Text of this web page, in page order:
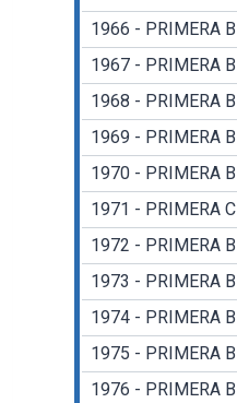
1966 - PRIMERA B
1967 - PRIMERA B
1968 - PRIMERA B
1969 - PRIMERA B
1970 - PRIMERA B
1971 - PRIMERA C
1972 - PRIMERA B
1973 - PRIMERA B
1974 - PRIMERA B
1975 - PRIMERA B
1976 - PRIMERA B